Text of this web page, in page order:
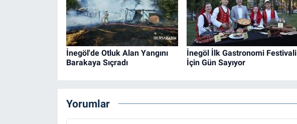
İnegöl'de Otluk Alan Yangını
Barakaya Sıçradı
İnegöl İlk Gastronomi Festivali
İçin Gün Sayıyor
Yorumlar